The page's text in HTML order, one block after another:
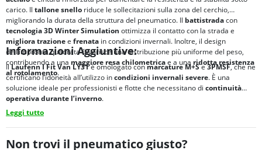
carico. Il tallone snello riduce le sollecitazioni sulla zona del cerchio,
migliorando la durata della struttura del pneumatico. Il battistradacon
tecnologia3D Winter Simulation ottimizza il contatto con la strada e
miglioratrazionee frenata in condizioni invernali. Inoltre, il design
dell’impronta quadrata favorisce una distribuzione più uniforme del peso,
contribuendo a una maggiore resa chilometricae a unaridottaresistenza
al rotolamento.
Informazioni Aggiuntive:
IlLaufenn I Fit Van LY31è omologato conmarcatureM+Se3PMSF, che ne
certificano l’idoneità all’utilizzo incondizioni invernali severe. È una
soluzione ideale per professionisti e flotte che necessitano di continuità
operativa durante l’inverno.
Leggi tutto
Non trovi il pneumatico giusto?